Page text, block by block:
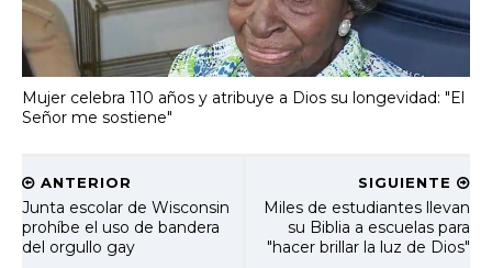
Mujer celebra 110 años y atribuye a Dios su longevidad: "El
Señor me sostiene"
SIGUIENTE
Miles de estudiantes llevan
su Biblia a escuelas para
"hacer brillar la luz de Dios"
ANTERIOR
Junta escolar de Wisconsin
prohíbe el uso de bandera
del orgullo gay